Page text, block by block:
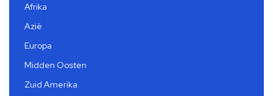
Afrika
Azië
Europa
Midden Oosten
Zuid Amerika